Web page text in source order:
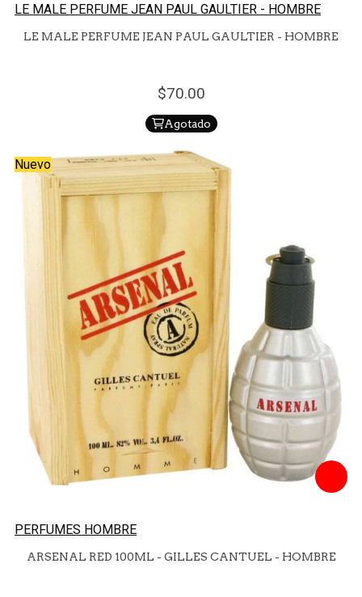
LE MALE PERFUME JEAN PAUL GAULTIER - HOMBRE
LE MALE PERFUME JEAN PAUL GAULTIER - HOMBRE
70.00
Agotado
Nuevo
PERFUMES HOMBRE
ARSENAL RED 100ML - GILLES CANTUEL - HOMBRE